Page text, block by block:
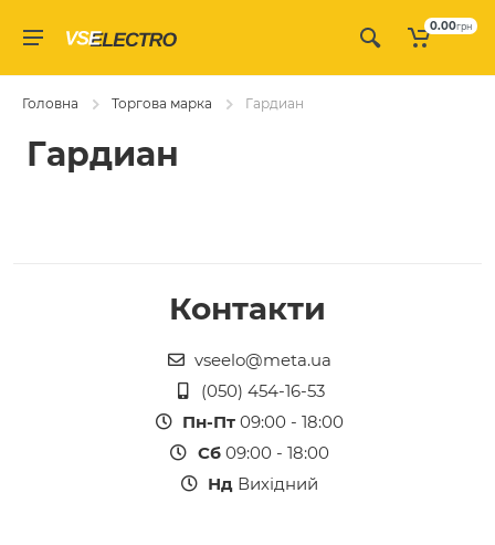
0.00грн
Головна Торгова марка Гардиан
Гардиан
Контакти
vseelo@meta.ua
(050) 454-16-53
Пн-Пт 09:00 - 18:00
Сб09:00 - 18:00
Нд Вихідний